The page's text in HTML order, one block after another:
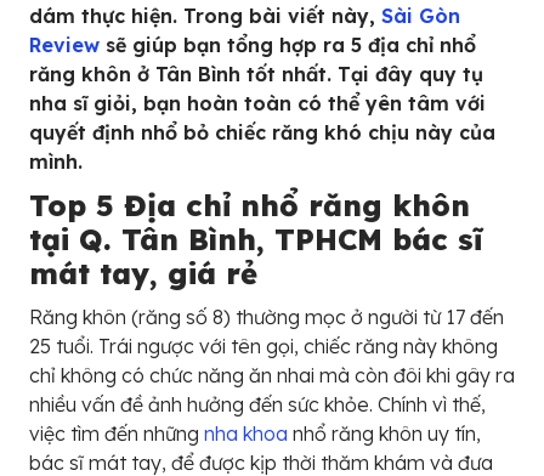
dám thực hiện. Trong bài viết này, Sài Gòn
Review sẽ giúp bạn tổng hợp ra 5 địa chỉ nhổ
răng khôn ở Tân Bình tốt nhất. Tại đây quy tụ
nha sĩ giỏi, bạn hoàn toàn có thể yên tâm với
quyết định nhổ bỏ chiếc răng khó chịu này của
mình.
Top 5 Địa chỉ nhổ răng khôn
tại Q. Tân Bình, TPHCM bác sĩ
mát tay, giá rẻ
Răng khôn (răng số 8) thường mọc ở người từ 17 đến
25 tuổi. Trái ngược với tên gọi, chiếc răng này không
chỉ không có chức năng ăn nhai mà còn đôi khi gây ra
nhiều vấn đề ảnh hưởng đến sức khỏe. Chính vì thế,
việc tìm đến những nha khoa nhổ răng khôn uy tín,
bác sĩ mát tay, để được kịp thời thăm khám và đưa